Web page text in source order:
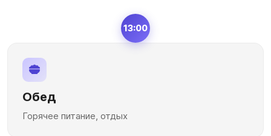
13:00
Обед
Горячее питание, отдых